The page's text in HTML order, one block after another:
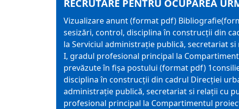
RECRUTARE PENTRU OCUPAREA
Vizualizare anunt (format pdf)
sesizări, control, disciplina în construcții din
la Serviciul administrație publică, secretariat
I, gradul profesional principal la
prevăzute în fișa postului (format pdf)
disciplina în construcții din cadrul Direcției
administrație publică, secretariat si relații cu
profesional principal la Compartimentul